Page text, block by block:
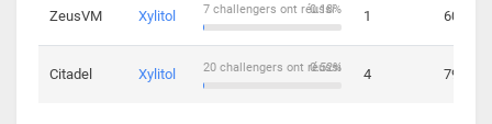
ZeusVM Xylitol 0.18%
7 challengers ont réussi 1 60
Citadel Xylitol 0.52%
20 challengers ont réussi 4 79